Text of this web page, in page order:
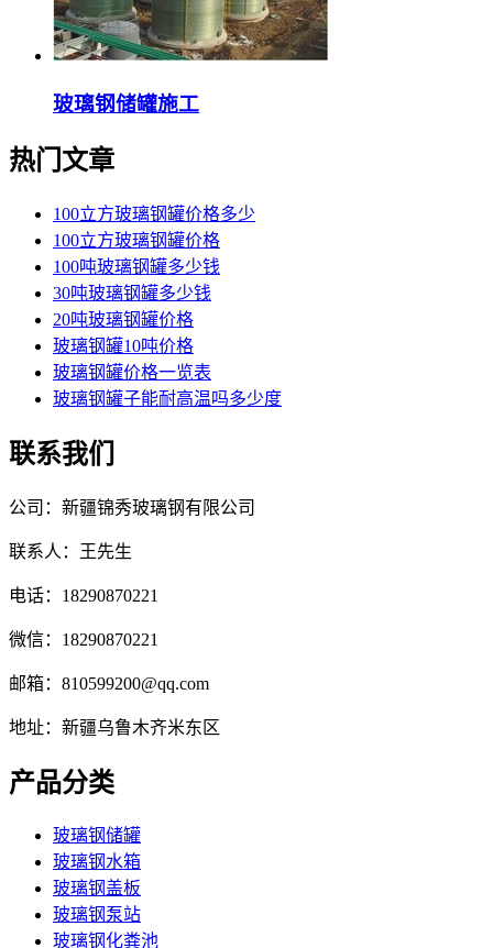
玻璃钢储罐施工
热门文章
100立方玻璃钢罐价格多少
100立方玻璃钢罐价格
100吨玻璃钢罐多少钱
30吨玻璃钢罐多少钱
20吨玻璃钢罐价格
玻璃钢罐10吨价格
玻璃钢罐价格一览表
玻璃钢罐子能耐高温吗多少度
联系我们
公司：新疆锦秀玻璃钢有限公司
联系人：王先生
电话：18290870221
微信：18290870221
邮箱：810599200@qq.com
地址：新疆乌鲁木齐米东区
产品分类
玻璃钢储罐
玻璃钢水箱
玻璃钢盖板
玻璃钢泵站
玻璃钢化粪池